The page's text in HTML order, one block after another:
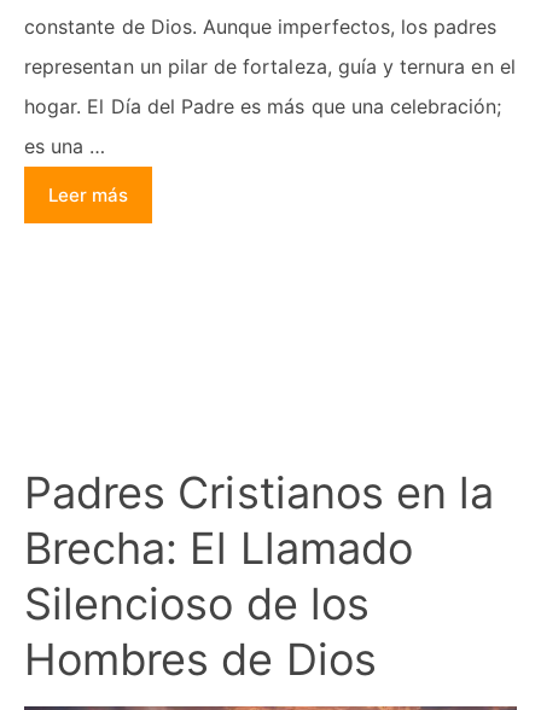
constante de Dios. Aunque imperfectos, los padres
representan un pilar de fortaleza, guía y ternura en el
hogar. El Día del Padre es más que una celebración;
es una …
Leer más
Padres Cristianos en la
Brecha: El Llamado
Silencioso de los
Hombres de Dios